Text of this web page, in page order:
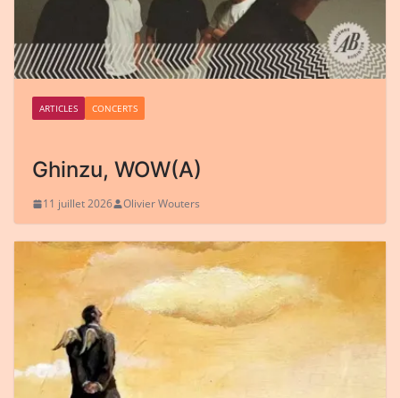
ARTICLES CONCERTS
Ghinzu, WOW(A)
11 juillet 2026 Olivier Wouters